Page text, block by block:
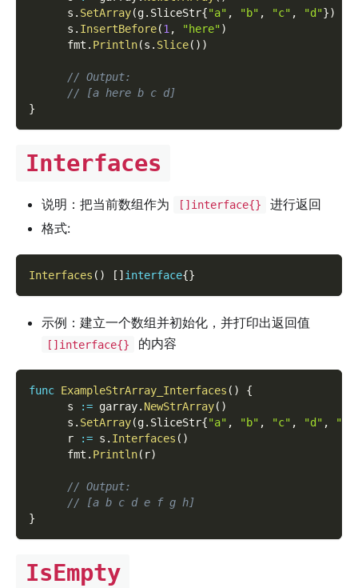
      s
. SetArray(g. SliceStr{"a" , "b" , "c" , "d"})
      s
. InsertBefore(1 , "here")
      fmt
. Println(s . Slice( ) )
// Output:
// [a here b c d]
}
Interfaces
说明：把当前数组作为 []interface{}
进行返回
格式:
Interfaces ( ) [ ] interface{}
示例：建立一个数组并初始化，并打印出返回值
[]interface{} 的内容
func ExampleStrArray_Interfaces ( )
{
      s
:= garray. NewStrArray( )
      s
. SetArray(g. SliceStr{"a" , "b" , "c" , "d" , "e"
      r
:= s . Interfaces ( )
      fmt
. Println( r)
// Output:
// [a b c d e f g h]
}
IsEmpty